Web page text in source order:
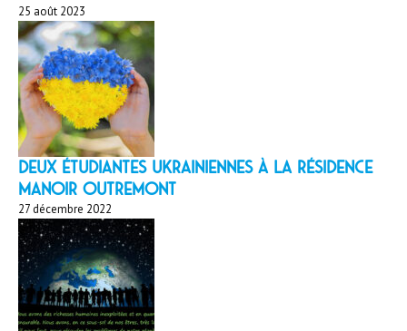
25 août 2023
Deux étudiantes ukrainiennes à la résidence
Manoir Outremont
27 décembre 2022